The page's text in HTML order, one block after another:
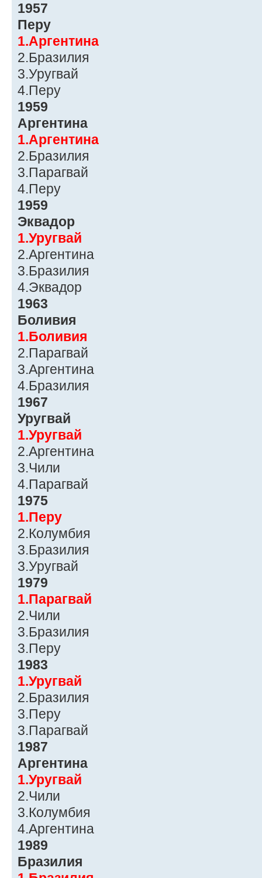
1957
Перу
1.Аргентина
2.Бразилия
3.Уругвай
4.Перу
1959
Аргентина
1.Аргентина
2.Бразилия
3.Парагвай
4.Перу
1959
Эквадор
1.Уругвай
2.Аргентина
3.Бразилия
4.Эквадор
1963
Боливия
1.Боливия
2.Парагвай
3.Аргентина
4.Бразилия
1967
Уругвай
1.Уругвай
2.Аргентина
3.Чили
4.Парагвай
1975
1.Перу
2.Колумбия
3.Бразилия
3.Уругвай
1979
1.Парагвай
2.Чили
3.Бразилия
3.Перу
1983
1.Уругвай
2.Бразилия
3.Перу
3.Парагвай
1987
Аргентина
1.Уругвай
2.Чили
3.Колумбия
4.Аргентина
1989
Бразилия